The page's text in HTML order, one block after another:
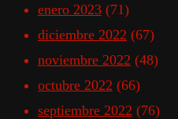
enero 2023 (71)
diciembre 2022 (67)
noviembre 2022 (48)
octubre 2022 (66)
septiembre 2022 (76)